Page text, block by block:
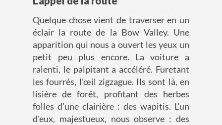
Quelque chose vient de traverser en un
éclair la route de la Bow Valley. Une
apparition qui nous a ouvert les yeux un
petit peu plus encore. La voiture a
ralenti, le palpitant a accéléré. Furetant
les fourrés, l'œil zigzague. Ils sont là, en
lisière de forêt, profitant des herbes
folles d'une clairière : des wapitis. L'un
d'eux, majestueux, nous observe : des